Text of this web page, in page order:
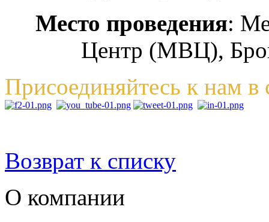
Место проведения:
Центр (МВЦ),
Присоединяйтесь к нам в
Возврат к списку
О компании